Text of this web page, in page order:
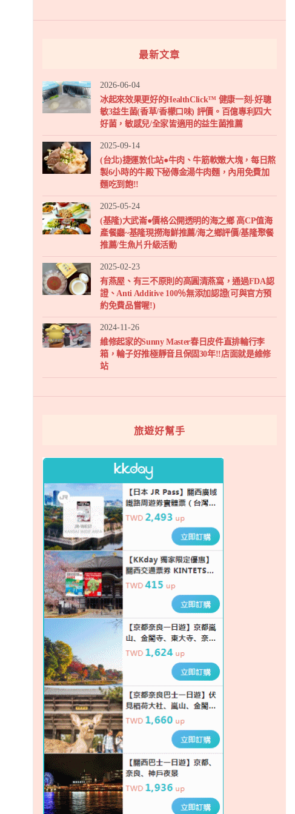
最新文章
2026-06-04
冰起來效果更好的HealthClick™ 健康一刻-好聰
敏3益生菌(香草/香檬口味) 評價。百億專利四大
好菌，敏感兒/全家皆適用的益生菌推薦
2025-09-14
(台北)捷運敦化站●牛肉、牛筋軟嫩大塊，每日熬
製6小時的牛殿下秘傳金湯牛肉麵，內用免費加
麵吃到飽!!
2025-05-24
(基隆)大武崙●價格公開透明的海之鄉 高CP值海
產餐廳~基隆現撈海鮮推薦/海之鄉評價/基隆聚餐
推薦/生魚片升級活動
2025-02-23
有燕屋、有三不原則的高圓清燕窩，通過FDA認
證、Anti Additive 100％無添加認證(可與官方預
約免費品嘗喔!)
2024-11-26
維修起家的Sunny Master春日皮件直排輪行李
箱，輪子好推極靜音且保固30年!!店面就是維修
站
旅遊好幫手